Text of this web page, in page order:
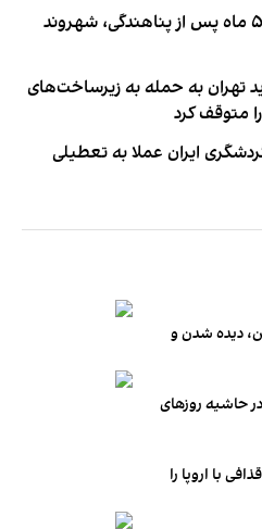
دو فوتبالیست زن ایرانی ۵ ماه پس از پناهندگی، شهروند
تهران به حمله به زیرساخت‌های
متوقف کرد
ایران عملا به تعطیلی
دیده شدن و
حاشیه روزهای
با اروپا را